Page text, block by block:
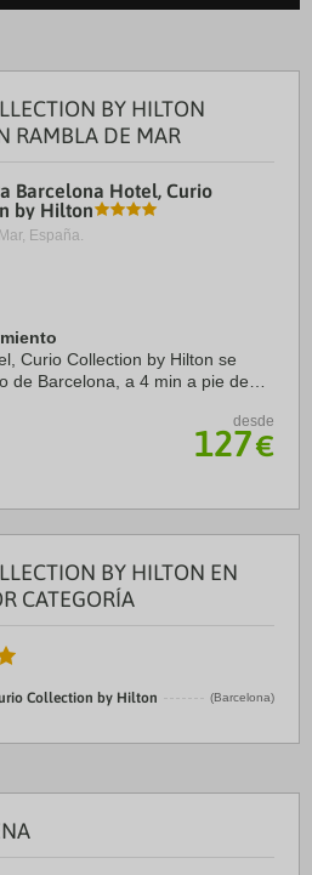
BY HILTON
RAMBLA DE MAR
Barcelona Hotel, Curio
by Hilton
España.
Curio Collection by Hilton se
de Barcelona, a 4 min a pie de
km de ...
desde
127€
BY HILTON EN
CATEGORÍA
Collection by Hilton (Barcelona)